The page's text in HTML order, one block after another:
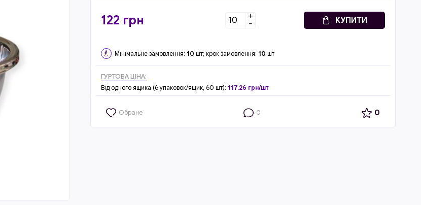
122 грн +
- КУПИТИ
Мінімальне замовлення: 10 шт; крок замовлення: 10 шт
ГУРТОВА ЦІНА:
Від одного ящика (6 упаковок/ящик, 60 шт): 117.26 грн/шт
Обране 0 0